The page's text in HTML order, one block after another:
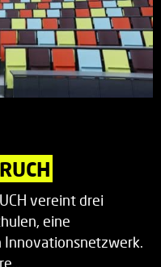
vereint drei
eine
Innovationsnetzwerk.